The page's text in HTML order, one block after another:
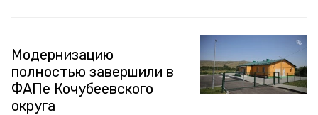
Модернизацию
полностью завершили в
ФАПе Кочубеевского
округа